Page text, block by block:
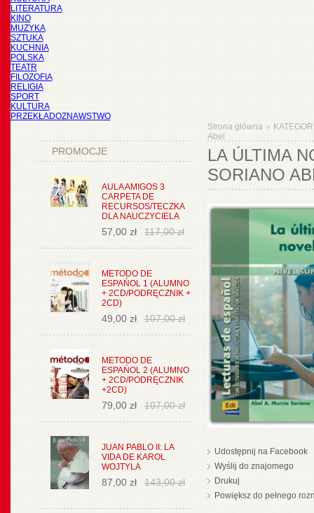
LITERATURA
KINO
MUZYKA
SZTUKA
KUCHNIA
POLSKA
TEATR
FILOZOFIA
RELIGIA
SPORT
KULTURA
PRZEKŁADOZNAWSTWO
PROMOCJE
AULA AMIGOS 3
CARPETA DE
RECURSOS/TECZKA
DLA NAUCZYCIELA
57,00 zł 117,00 zł
METODO DE
ESPAŃOL 1 (ALUMNO
+ 2CD/PODRĘCZNIK +
2CD)
49,00 zł 107,00 zł
METODO DE
ESPAŃOL 2 (ALUMNO
+ 2CD/PODRĘCZNIK
+2CD)
79,00 zł 107,00 zł
JUAN PABLO II: LA
VIDA DE KAROL
WOJTYLA
87,00 zł 143,00 zł
Strona główna >
Abel
LA ÚLTIMA
SORIANO
Udostępnij na Facebook
Wyślij do znajomego
Drukuj
Powiększ do pełnego